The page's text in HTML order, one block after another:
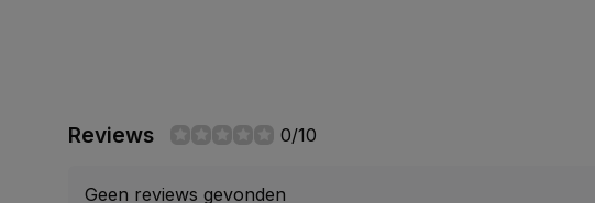
Reviews 0/10
Geen reviews gevonden